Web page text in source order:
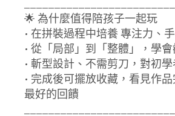
🌟 為什麼值得陪孩子一起玩
• 在拼裝過程中培養 專注力、
• 從「局部」到「整體」，學
• 斬型設計、不需剪刀，對初
• 完成後可擺放收藏，看見作
最好的回饋